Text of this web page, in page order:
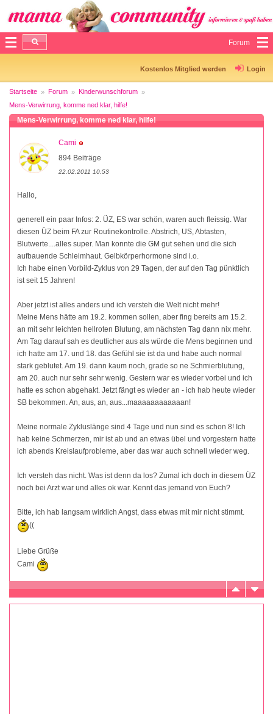
Forum
Kostenlos Mitglied werden Login
Startseite Forum
Kinderwunschforum
Mens-Verwirrung, komme ned klar, hilfe!
Mens-Verwirrung, komme ned klar, hilfe!
Cami
894 Beiträge
22.02.2011 10:53
Hallo,
generell ein paar Infos: 2. ÜZ, ES war schön, waren auch fleissig. War
diesen ÜZ beim FA zur Routinekontrolle. Abstrich, US, Abtasten,
Blutwerte....alles super. Man konnte die GM gut sehen und die sich
aufbauende Schleimhaut. Gelbkörperhormone sind i.o.
Ich habe einen Vorbild-Zyklus von 29 Tagen, der auf den Tag pünktlich
ist seit 15 Jahren!
Aber jetzt ist alles anders und ich versteh die Welt nicht mehr!
Meine Mens hätte am 19.2. kommen sollen, aber fing bereits am 15.2.
an mit sehr leichten hellroten Blutung, am nächsten Tag dann nix mehr.
Am Tag darauf sah es deutlicher aus als würde die Mens beginnen und
ich hatte am 17. und 18. das Gefühl sie ist da und habe auch normal
stark geblutet. Am 19. dann kaum noch, grade so ne Schmierblutung,
am 20. auch nur sehr sehr wenig. Gestern war es wieder vorbei und ich
hatte es schon abgehakt. Jetzt fängt es wieder an - ich hab heute wieder
SB bekommen. An, aus, an, aus...maaaaaaaaaaaan!
Meine normale Zykluslänge sind 4 Tage und nun sind es schon 8! Ich
hab keine Schmerzen, mir ist ab und an etwas übel und vorgestern hatte
ich abends Kreislaufprobleme, aber das war auch schnell wieder weg.
Ich versteh das nicht. Was ist denn da los? Zumal ich doch in diesem ÜZ
noch bei Arzt war und alles ok war. Kennt das jemand von Euch?
Bitte, ich hab langsam wirklich Angst, dass etwas mit mir nicht stimmt.
((
Liebe Grüße
Cami